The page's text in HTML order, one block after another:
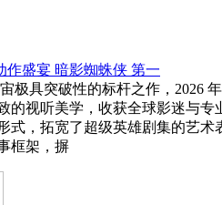
作盛宴 暗影蜘蛛侠 第一
极具突破性的标杆之作，2026
的视听美学，收获全球影迷与
式，拓宽了超级英雄剧集的艺
框架，摒